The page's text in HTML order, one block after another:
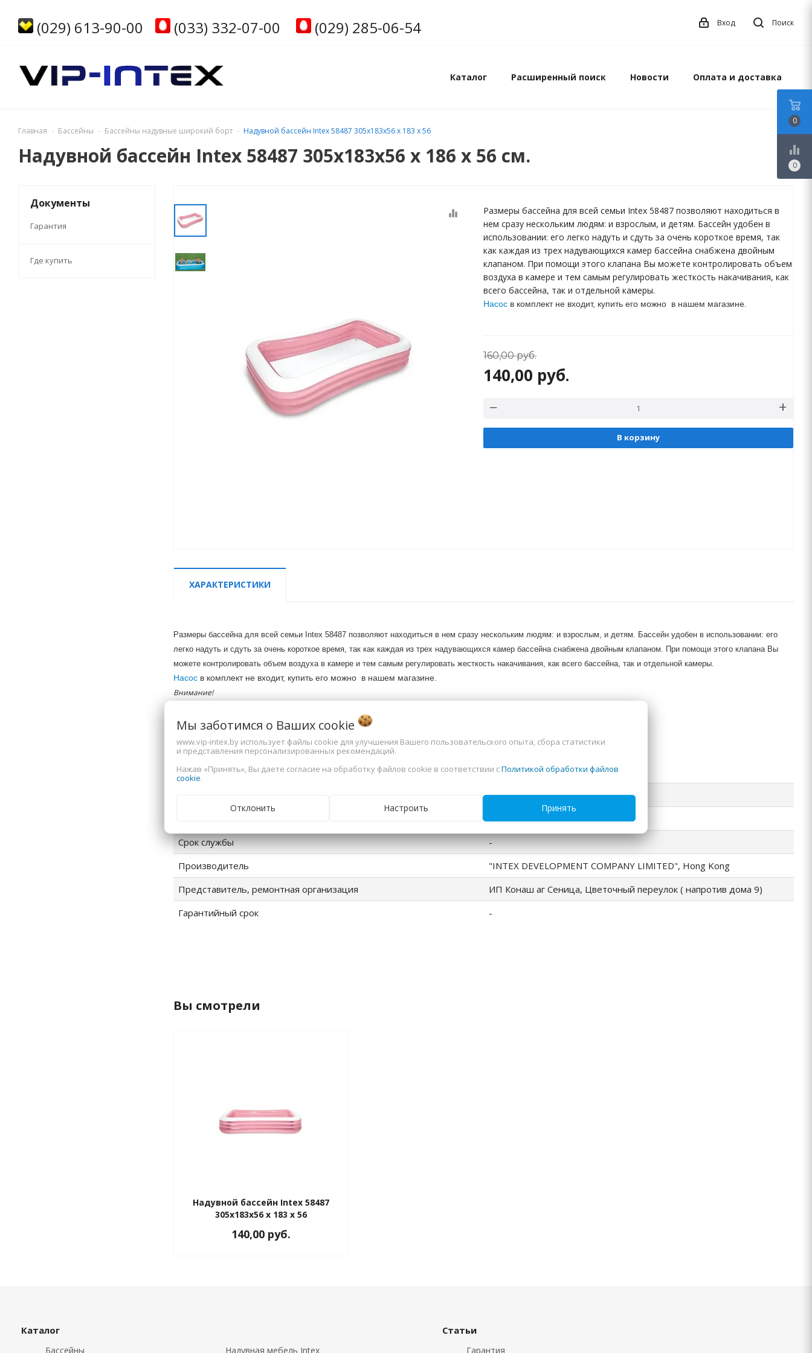
(029) 613-90-00 (033) 332-07-00 (029) 285-06-54 Вход Поиск
Каталог Расширенный поиск Новости Оплата и доставка
0
equalizer
0
Главная Бассейны Бассейны надувные широкий борт Надувной бассейн Intex 58487 305x183x56 x 183 x 56
Надувной бассейн Intex 58487 305x183x56 х 186 х 56 см.
Документы
Гарантия
Где купить
equalizer
Размеры бассейна для всей семьи Intex 58487 позволяют находиться в
нем сразу нескольким людям: и взрослым, и детям. Бассейн удобен в
использовании: его легко надуть и сдуть за очень короткое время, так
как каждая из трех надувающихся камер бассейна снабжена двойным
клапаном. При помощи этого клапана Вы можете контролировать объем
воздуха в камере и тем самым регулировать жесткость накачивания, как
всего бассейна, так и отдельной камеры.
Насос в комплект не входит, купить его можно в нашем магазине.
160,00руб.
140,00 руб.
В корзину
ХАРАКТЕРИСТИКИ
Размеры бассейна для всей семьи Intex 58487 позволяют находиться в нем сразу нескольким людям: и взрослым, и детям. Бассейн удобен в использовании: его
легко надуть и сдуть за очень короткое время, так как каждая из трех надувающихся камер бассейна снабжена двойным клапаном. При помощи этого клапана Вы
можете контролировать объем воздуха в камере и тем самым регулировать жесткость накачивания, как всего бассейна, так и отдельной камеры.
Насосв комплект не входит, купить его можно в нашем магазине.
Внимание!
Завод изготовитель может изменять цвет и комплектацию !
При заказе уточняйте интересующие вас характеристики!
Характеристики
Китай
Срок службы
-
Производитель
"INTEX DEVELOPMENT COMPANY LIMITED", Hong Kong
Представитель, ремонтная организация
ИП Конаш аг Сеница, Цветочный переулок ( напротив дома 9)
Гарантийный срок
-
Вы смотрели
Надувной бассейн Intex 58487
305x183x56 x 183 x 56
140,00 руб.
Каталог
Бассейны Надувная мебель Intex
Статьи
Гарантия
Мы заботимся о Ваших cookie
www.vip-intex.by использует файлы cookie для улучшения Вашего пользовательского опыта, сбора статистики
и представления персонализированных рекомендаций.
Нажав «Принять», Вы даете согласие на обработку файлов cookie в соответствии сПолитикой обработки файлов
cookie.
Отклонить Настроить Принять